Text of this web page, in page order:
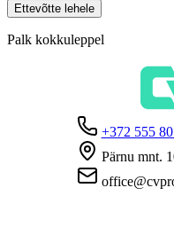
Ettevõtte lehele
Palk kokkuleppel
+372 555
Pärnu mnt.